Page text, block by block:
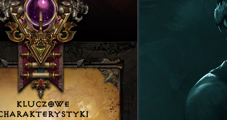
KLUCZOWE